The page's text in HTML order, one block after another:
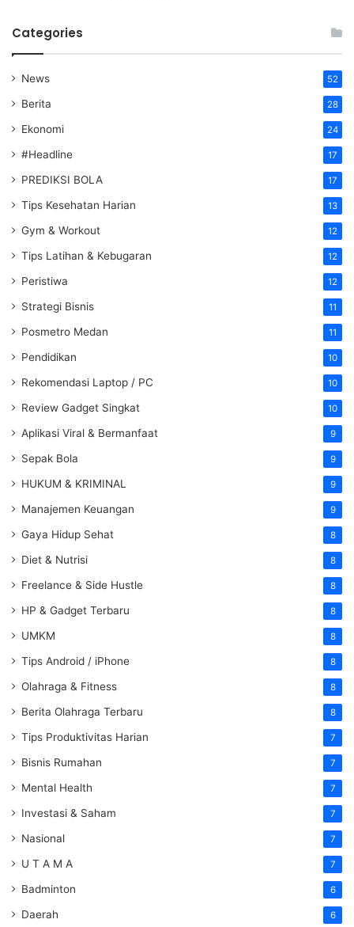
Categories
News 52
Berita 28
Ekonomi 24
#Headline 17
PREDIKSI BOLA 17
Tips Kesehatan Harian 13
Gym & Workout 12
Tips Latihan & Kebugaran 12
Peristiwa 12
Strategi Bisnis 11
Posmetro Medan 11
Pendidikan 10
Rekomendasi Laptop / PC 10
Review Gadget Singkat 10
Aplikasi Viral & Bermanfaat 9
Sepak Bola 9
HUKUM & KRIMINAL 9
Manajemen Keuangan 9
Gaya Hidup Sehat 8
Diet & Nutrisi 8
Freelance & Side Hustle 8
HP & Gadget Terbaru 8
UMKM 8
Tips Android / iPhone 8
Olahraga & Fitness 8
Berita Olahraga Terbaru 8
Tips Produktivitas Harian 7
Bisnis Rumahan 7
Mental Health 7
Investasi & Saham 7
Nasional 7
U T A M A 7
Badminton 6
Daerah 6